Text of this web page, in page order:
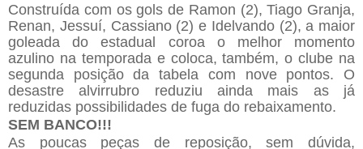
Construída com os gols de Ramon (2), Tiago Granja,
Renan, Jessuí, Cassiano (2) e Idelvando (2), a maior
goleada do estadual coroa o melhor momento
azulino na temporada e coloca, também, o clube na
segunda posição da tabela com nove pontos. O
desastre alvirrubro reduziu ainda mais as já
reduzidas possibilidades de fuga do rebaixamento.
SEM BANCO!!!
As poucas peças de reposição, sem dúvida,